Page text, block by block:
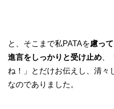
と、そこまで私PATAを慮っ
進言をしっかりと受け止め
ね！」とだけお伝えし、清々
なのでありました。